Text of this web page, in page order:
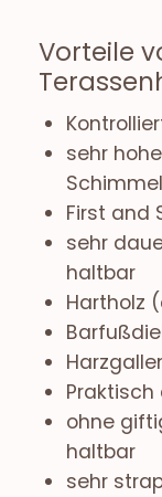
Vorteile
sehr
Schimmel
First and
sehr
haltbar
Hartholz
Praktisch
ohne
haltbar
sehr